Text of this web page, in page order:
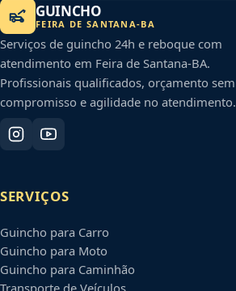
GUINCHO
FEIRA DE SANTANA-BA
Serviços de guincho 24h e reboque com
atendimento em Feira de Santana-BA.
Profissionais qualificados, orçamento sem
compromisso e agilidade no atendimento.
SERVIÇOS
Guincho para Carro
Guincho para Moto
Guincho para Caminhão
Transporte de Veículos